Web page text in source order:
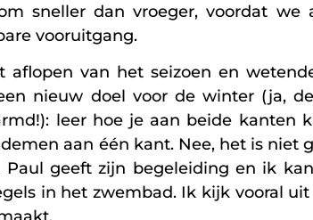
sneller dan vroeger, voordat
vooruitgang.
aflopen van het seizoen en
nieuw doel voor de winter (ja,
leer hoe je aan beide
aan één kant. Nee, het is niet
Paul geeft zijn begeleiding en ik
in het zwembad. Ik kijk vooral